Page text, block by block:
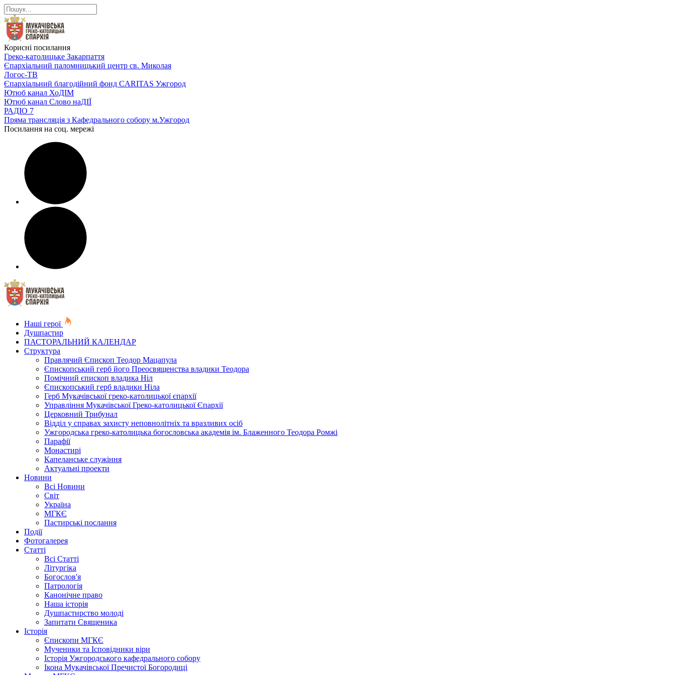
Корисні посилання
Греко-католицьке Закарпаття
Єпархіальний паломницький центр св. Миколая
Логос-ТВ
Єпархіальний благодійний фонд CARITAS Ужгород
Ютюб канал ХоДІМ
Ютюб канал Слово наДІЇ
РАДІО 7
Пряма трансляція з Кафедрального собору м.Ужгород
Посилання на соц. мережі
Наші герої
Душпастир
ПАСТОРАЛЬНИЙ КАЛЕНДАР
Структура
Правлячий Єпископ Теодор Мацапула
Єпископський герб його Преосвященства владики Теодора
Помічний єпископ владика Ніл
Єпископський герб владики Ніла
Герб Мукачівської греко-католицької єпархії
Управління Мукачівської Греко-католицької Єпархії
Церковний Трибунал
Відділ у справах захисту неповнолітніх та вразливих осіб
Ужгородська греко-католицька богословська академія ім. Блаженного Теодора Ромжі
Парафії
Монастирі
Капеланське служіння
Актуальні проекти
Новини
Всі Новини
Світ
Україна
МГКЄ
Пастирські послання
Події
Фотогалерея
Статті
Всі Статті
Літургіка
Богослов'я
Патрологія
Канонічне право
Наша історія
Душпастирство молоді
Запитати Священика
Історія
Єпископи МГКЄ
Мученики та Ісповідники віри
Історія Ужгородського кафедрального собору
Ікона Мукачівської Пречистої Богородиці